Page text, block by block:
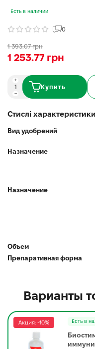
Есть в наличии
0
1 393.07 грн
1 253.77 грн
Купить
Стислі
Вид удобрений
Назначение
Назначение
Объем
Препаративная форма
Варианты
Акция: -10% Есть в